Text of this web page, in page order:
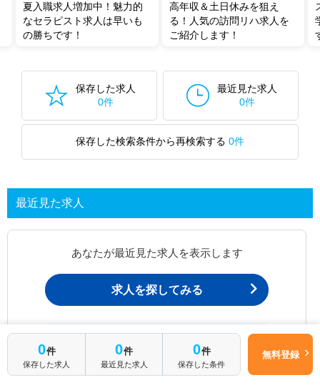
夏入職求人増加中！魅力的
なセラピスト求人は早いも
の勝ちです！
高年収＆土日休みを狙え
る！人気の訪問リハ求人を
ご紹介します！
保存した求人
0件
最近見た求人
0件
保存した検索条件から再検索する 0件
最近見た求人
あなたが最近見た求人を表示します
求人を探してみる
お問い合わせが可能です。
0件
保存した求人
0件
最近見た求人
0件
保存した条件
無料登録